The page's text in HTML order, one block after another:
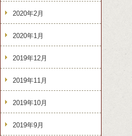
2020年2月
2020年1月
2019年12月
2019年11月
2019年10月
2019年9月